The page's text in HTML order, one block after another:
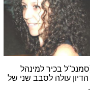
בכיר למינהל
עולה לסבב שני של